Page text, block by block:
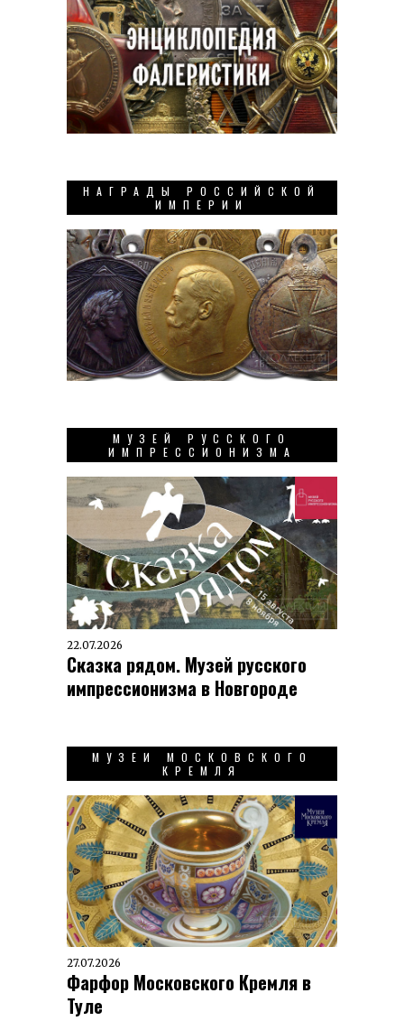
НАГРАДЫ РОССИЙСКОЙ
ИМПЕРИИ
МУЗЕЙ РУССКОГО
ИМПРЕССИОНИЗМА
22.07.2026
Сказка рядом. Музей русского
импрессионизма в Новгороде
МУЗЕИ МОСКОВСКОГО
КРЕМЛЯ
27.07.2026
Фарфор Московского Кремля в
Туле